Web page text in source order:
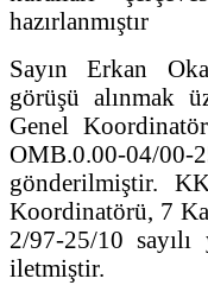
hazırlanmıştır
Sayın Erkan
görüşü alınmak
Genel
OMB.0.00-04/
gönderilmiştir.
Koordinatörü, 7
2/97-25/10 sayılı
iletmiştir.